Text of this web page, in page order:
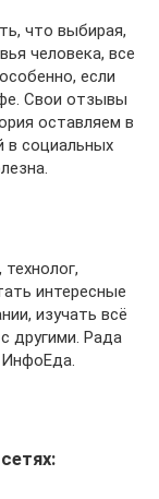
что выбирая,
человека, все
если
Свои отзывы
оставляем в
в социальных
интересные
изучать всё
другими. Рада
ИнфоЕда.